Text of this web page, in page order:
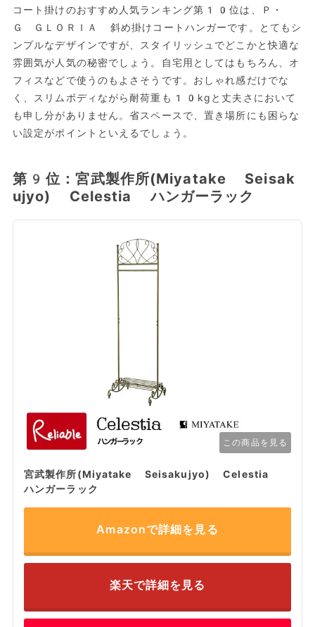
コート掛けのおすすめ人気ランキング第10位は、Ｐ・
Ｇ ＧＬＯＲＩＡ 斜め掛けコートハンガーです。とてもシ
ンプルなデザインですが、スタイリッシュでどこかと快適な
雰囲気が人気の秘密でしょう。自宅用としてはもちろん、オ
フィスなどで使うのもよさそうです。おしゃれ感だけでな
く、スリムボディながら耐荷重も10kgと丈夫さにおいて
も申し分がありません。省スペースで、置き場所にも困らな
い設定がポイントといえるでしょう。
第9位：宮武製作所(Miyatake Seisak
ujyo) Celestia ハンガーラック
この商品を見る
宮武製作所(Miyatake Seisakujyo) Celestia
ハンガーラック
Amazonで詳細を見る
楽天で詳細を見る